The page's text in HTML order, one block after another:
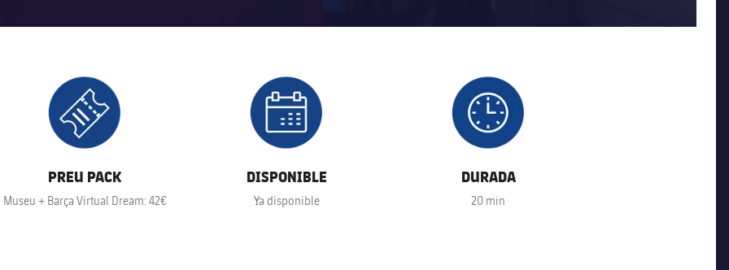
PREU PACK
Museu + Barça Virtual Dream: 42€
DISPONIBLE
Ya disponible
DURADA
20 min